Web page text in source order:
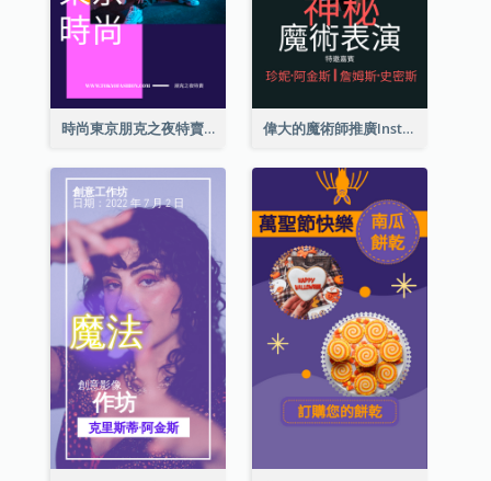
時尚東京朋克之夜特賣Instagram限時動態 偉大的魔術師推廣Instagram限時動態